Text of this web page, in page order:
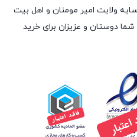
ولایت امیر مومنان و اهل بیت
دوستان و عزیزان برای خرید